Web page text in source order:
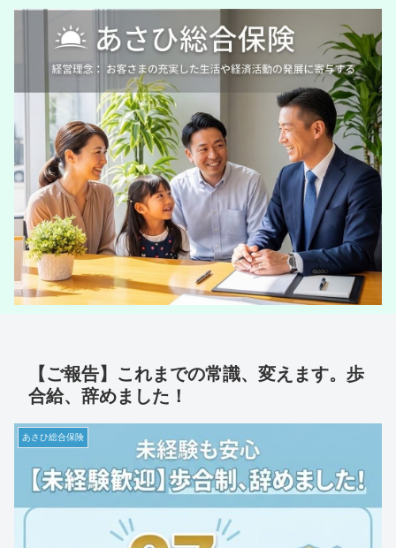
【ご報告】これまでの常識、変えます。歩
合給、辞めました！
あさひ総合保険